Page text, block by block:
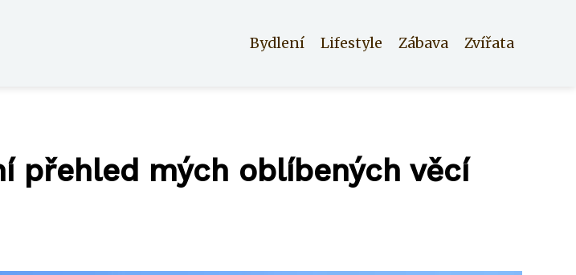
Bydlení Lifestyle Zábava Zvířata
přehled mých oblíbených věcí